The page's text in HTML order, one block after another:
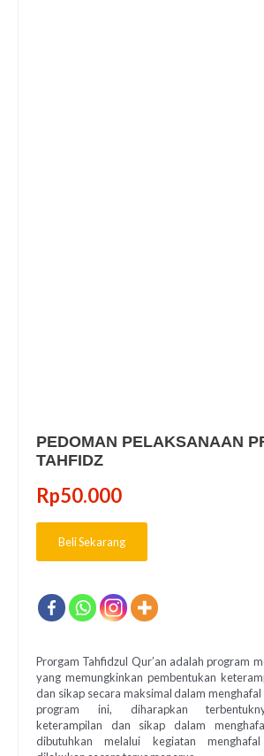
PEDOMAN PELAKSANAAN
TAHFIDZ
Rp50.000
Beli Sekarang
Prorgam Tahfidzul Qur’an adalah program
yang memungkinkan pembentukan
dan sikap secara maksimal dalam menghafal
program ini, diharapkan
keterampilan dan sikap dalam
dibutuhkan melalui kegiatan